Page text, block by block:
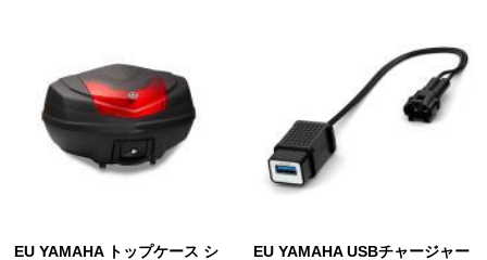
EU YAMAHA トップケース シ EU YAMAHA USBチャージャー